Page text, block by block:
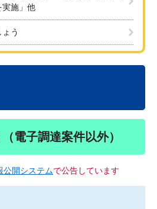
実施」他
う
電子調達案件以外）
公開システムで公告しています